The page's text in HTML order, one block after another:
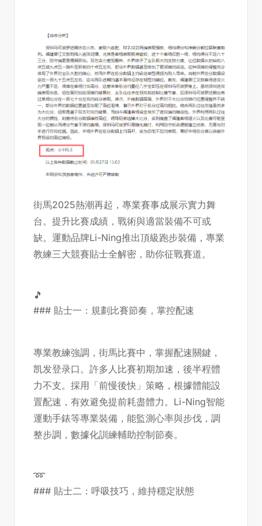
街馬2025熱潮再起，專業賽事成展示實力舞
台。提升比賽成績，戰術與適當裝備不可或
缺。運動品牌Li-Ning推出頂級跑步裝備，專業
教練三大競賽貼士全解密，助你征戰賽道。
🎵
### 貼士一：規劃比賽節奏，掌控配速
專業教練強調，街馬比賽中，掌握配速關鍵，
凯发登录口 。許多人比賽初期加速，後半程體
力不支。採用「前慢後快」策略，根據體能設
置配速，有效避免提前耗盡體力。Li-Ning智能
運動手錶等專業裝備，能監測心率與步伐，調
整步調，數據化訓練輔助控制節奏。
➿
### 貼士二：呼吸技巧，維持穩定狀態